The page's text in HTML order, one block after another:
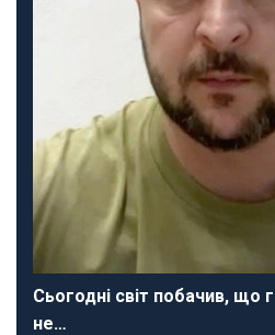
Сьогодні світ побачив, що
не…